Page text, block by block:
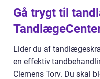
Gå trygt til
Lider du af
en effektiv
Clemens Torv. Du skal